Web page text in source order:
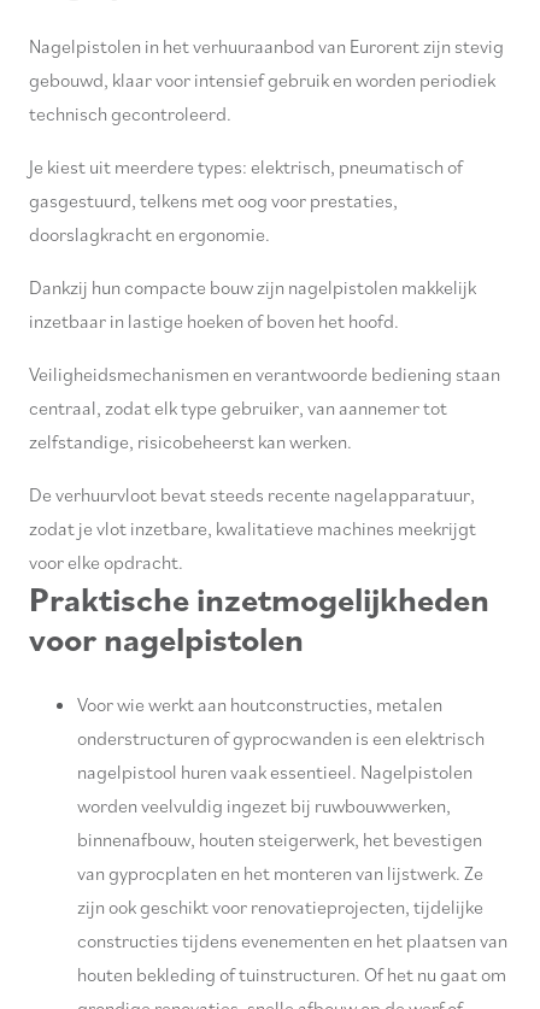
Nagelpistolen in het verhuuraanbod van Eurorent zijn stevig
gebouwd, klaar voor intensief gebruik en worden periodiek
technisch gecontroleerd.
Je kiest uit meerdere types: elektrisch, pneumatisch of
gasgestuurd, telkens met oog voor prestaties,
doorslagkracht en ergonomie.
Dankzij hun compacte bouw zijn nagelpistolen makkelijk
inzetbaar in lastige hoeken of boven het hoofd.
Veiligheidsmechanismen en verantwoorde bediening staan
centraal, zodat elk type gebruiker, van aannemer tot
zelfstandige, risicobeheerst kan werken.
De verhuurvloot bevat steeds recente nagelapparatuur,
zodat je vlot inzetbare, kwalitatieve machines meekrijgt
voor elke opdracht.
Praktische inzetmogelijkheden
voor nagelpistolen
Voor wie werkt aan houtconstructies, metalen
onderstructuren of gyprocwanden is een elektrisch
nagelpistool huren vaak essentieel. Nagelpistolen
worden veelvuldig ingezet bij ruwbouwwerken,
binnenafbouw, houten steigerwerk, het bevestigen
van gyprocplaten en het monteren van lijstwerk. Ze
zijn ook geschikt voor renovatieprojecten, tijdelijke
constructies tijdens evenementen en het plaatsen van
houten bekleding of tuinstructuren. Of het nu gaat om